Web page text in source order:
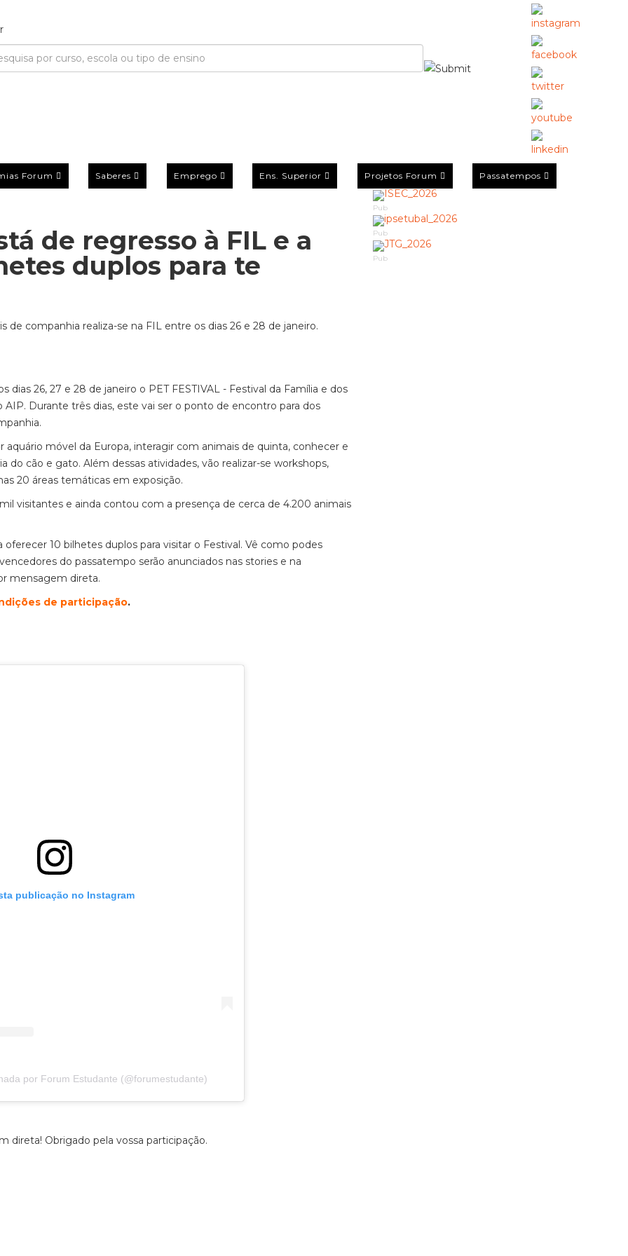
Forum Saberes Emprego Ens. Superior Projetos Forum Passatempos
de regresso à FIL e a
duplos para te
de companhia realiza-se na FIL entre os dias 26 e 28 de janeiro.
dias 26, 27 e 28 de janeiro o PET FESTIVAL - Festival da Família e dos
Durante três dias, este vai ser o ponto de encontro para dos
móvel da Europa, interagir com animais de quinta, conhecer e
do cão e gato. Além dessas atividades, vão realizar-se workshops,
20 áreas temáticas em exposição.
visitantes e ainda contou com a presença de cerca de 4.200 animais
10 bilhetes duplos para visitar o Festival. Vê como podes
do passatempo serão anunciados nas stories e na
mensagem direta.
de participação.
publicação no Instagram
por Forum Estudante (@forumestudante)
direta! Obrigado pela vossa participação.
Pub
Pub
Pub